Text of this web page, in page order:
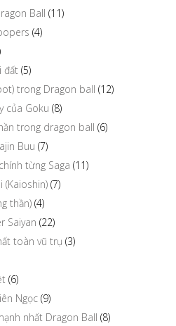
Ball (11)
(4)
đất (5)
trong Dragon ball (12)
của Goku (8)
trong dragon ball (6)
Buu (7)
từng Saga (11)
(Kaioshin) (7)
thần) (4)
Saiyan (22)
toàn vũ trụ (3)
(6)
Ngọc (9)
nhất Dragon Ball (8)